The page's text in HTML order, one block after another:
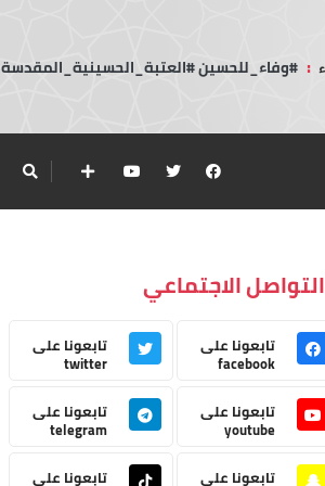
: #وفاء_للحسين #العتبة_الحسينية_المقدسة
التواصل الاجتماعي
تابعونا على
facebook
تابعونا على
twitter
تابعونا على
youtube
تابعونا على
telegram
تابعونا على
تابعونا على